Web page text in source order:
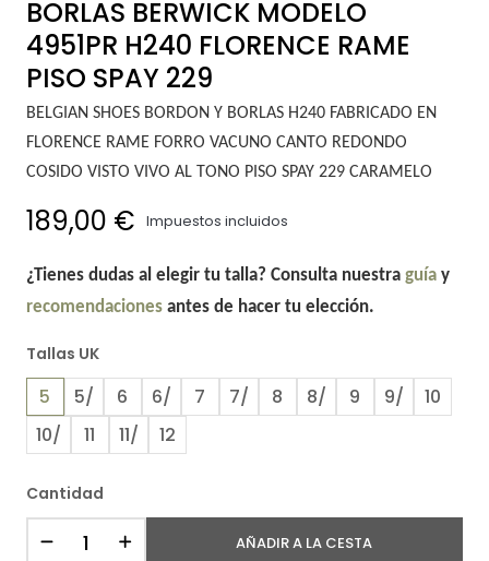
BORLAS BERWICK MODELO
4951PR H240 FLORENCE RAME
PISO SPAY 229
BELGIAN SHOES BORDON Y BORLAS H240 FABRICADO EN
FLORENCE RAME FORRO VACUNO CANTO REDONDO
COSIDO VISTO VIVO AL TONO PISO SPAY 229 CARAMELO
189,00 € Impuestos incluidos
¿Tienes dudas al elegir tu talla? Consulta nuestra guíay
recomendacionesantes de hacer tu elección.
Tallas UK
5 5/ 6 6/ 7 7/ 8 8/ 9 9/
10
10/
11 11/ 12
Cantidad
AÑADIR A LA CESTA